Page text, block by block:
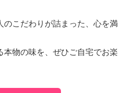
のこだわりが詰まった、心を満
本物の味を、ぜひご自宅でお楽